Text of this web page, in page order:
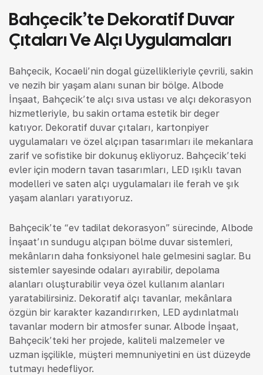
Bahçecik’te Dekoratif Duvar
Çıtaları Ve Alçı Uygulamaları
Bahçecik, Kocaeli’nin doğal güzellikleriyle çevrili, sakin
ve nezih bir yaşam alanı sunan bir bölge. Albode
İnşaat, Bahçecik’te alçı sıva ustası ve alçı dekorasyon
hizmetleriyle, bu sakin ortama estetik bir değer
katıyor. Dekoratif duvar çıtaları, kartonpiyer
uygulamaları ve özel alçıpan tasarımları ile mekanlara
zarif ve sofistike bir dokunuş ekliyoruz. Bahçecik’teki
evler için modern tavan tasarımları, LED ışıklı tavan
modelleri ve saten alçı uygulamaları ile ferah ve şık
yaşam alanları yaratıyoruz.
Bahçecik’te “ev tadilat dekorasyon” sürecinde, Albode
İnşaat’ın sunduğu alçıpan bölme duvar sistemleri,
mekânların daha fonksiyonel hale gelmesini sağlar. Bu
sistemler sayesinde odaları ayırabilir, depolama
alanları oluşturabilir veya özel kullanım alanları
yaratabilirsiniz. Dekoratif alçı tavanlar, mekânlara
özgün bir karakter kazandırırken, LED aydınlatmalı
tavanlar modern bir atmosfer sunar. Albode İnşaat,
Bahçecik’teki her projede, kaliteli malzemeler ve
uzman işçilikle, müşteri memnuniyetini en üst düzeyde
tutmayı hedefliyor.